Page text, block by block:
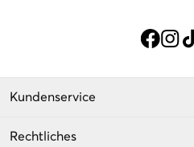
Kundenservice
Rechtliches